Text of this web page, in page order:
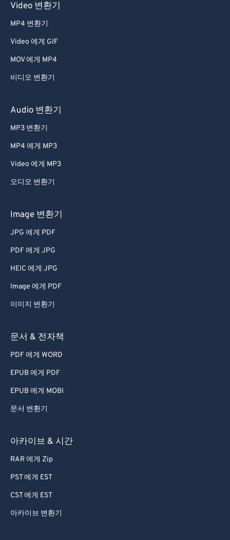
Video 변환기
MP4 변환기
Video 에게 GIF
MOV 에게 MP4
비디오 변환기
Audio 변환기
MP3 변환기
MP4 에게 MP3
Video 에게 MP3
오디오 변환기
Image 변환기
JPG 에게 PDF
PDF 에게 JPG
HEIC 에게 JPG
Image 에게 PDF
이미지 변환기
문서 & 전자책
PDF 에게 WORD
EPUB 에게 PDF
EPUB 에게 MOBI
문서 변환기
아카이브 & 시간
RAR 에게 Zip
PST 에게 EST
CST 에게 EST
아카이브 변환기